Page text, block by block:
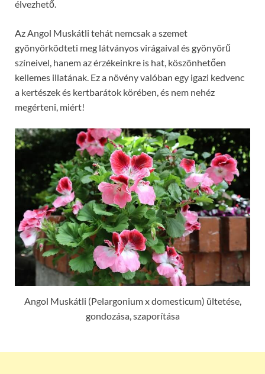
élvezhető.
Az Angol Muskátli tehát nemcsak a szemet
gyönyörködteti meg látványos virágaival és gyönyörű
színeivel, hanem az érzékeinkre is hat, köszönhetően
kellemes illatának. Ez a növény valóban egy igazi kedvenc
a kertészek és kertbarátok körében, és nem nehéz
megérteni, miért!
Angol Muskátli (Pelargonium x domesticum) ültetése,
gondozása, szaporítása